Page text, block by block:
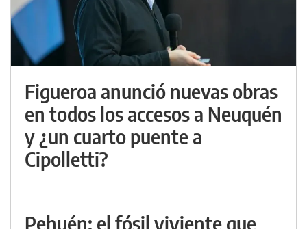
Figueroa anunció nuevas obras
en todos los accesos a Neuquén
y ¿un cuarto puente a
Cipolletti?
Pehuén: el fósil viviente que